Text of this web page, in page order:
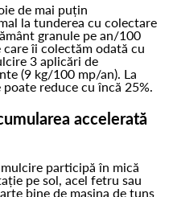
de mai puțin
la tunderea cu colectare
granule pe an/100
îi colectăm odată cu
3 aplicări de
(9 kg/100 mp/an). La
reduce cu încă 25%.
accelerată
participă în mică
pe sol, acel fetru sau
bine de mașina de tuns